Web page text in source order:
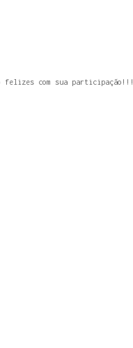
felizes com sua participação!!!